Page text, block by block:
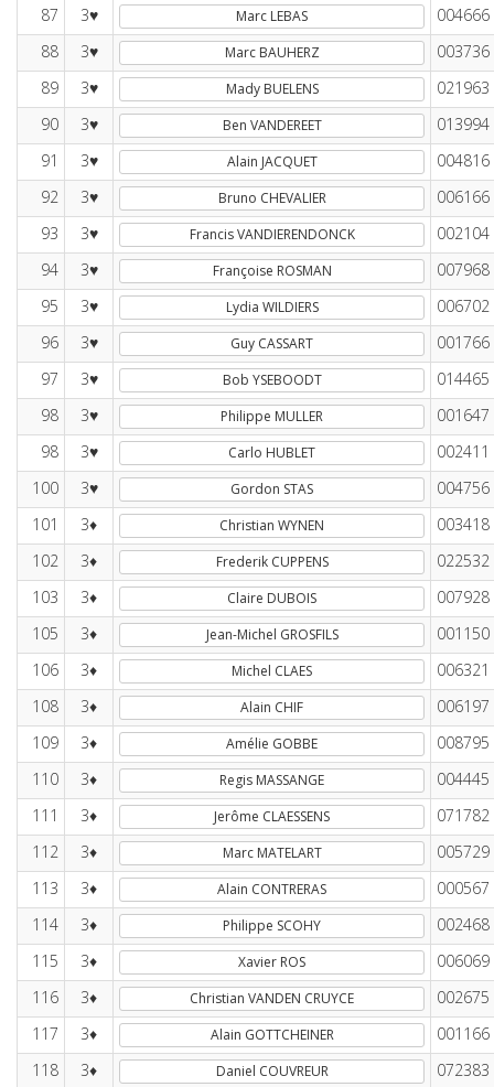
87 3♥ Marc LEBAS
004666
88
3♥ Marc BAUHERZ
003736
89
3♥ Mady BUELENS
021963
90
3♥ Ben VANDEREET
013994
91
3♥ Alain JACQUET
004816
92
3♥ Bruno CHEVALIER
006166
93
3♥ Francis VANDIERENDONCK
002104
94
3♥ Françoise ROSMAN
007968
95
3♥ Lydia WILDIERS
006702
96
3♥ Guy CASSART
001766
97
3♥ Bob YSEBOODT
014465
98
3♥ Philippe MULLER
001647
98
3♥ Carlo HUBLET
002411
100
3♥ Gordon STAS
004756
101
3♦ Christian WYNEN
003418
102
3♦ Frederik CUPPENS
022532
103
3♦ Claire DUBOIS
007928
105
3♦ Jean-Michel GROSFILS
001150
106
3♦ Michel CLAES
006321
108
3♦ Alain CHIF
006197
109
3♦ Amélie GOBBE
008795
110
3♦ Regis MASSANGE
004445
111
3♦ Jerôme CLAESSENS
071782
112
3♦ Marc MATELART
005729
113
3♦ Alain CONTRERAS
000567
114
3♦ Philippe SCOHY
002468
115
3♦ Xavier ROS
006069
116
3♦ Christian VANDEN CRUYCE
002675
117
3♦ Alain GOTTCHEINER
001166
118
3♦ Daniel COUVREUR
072383